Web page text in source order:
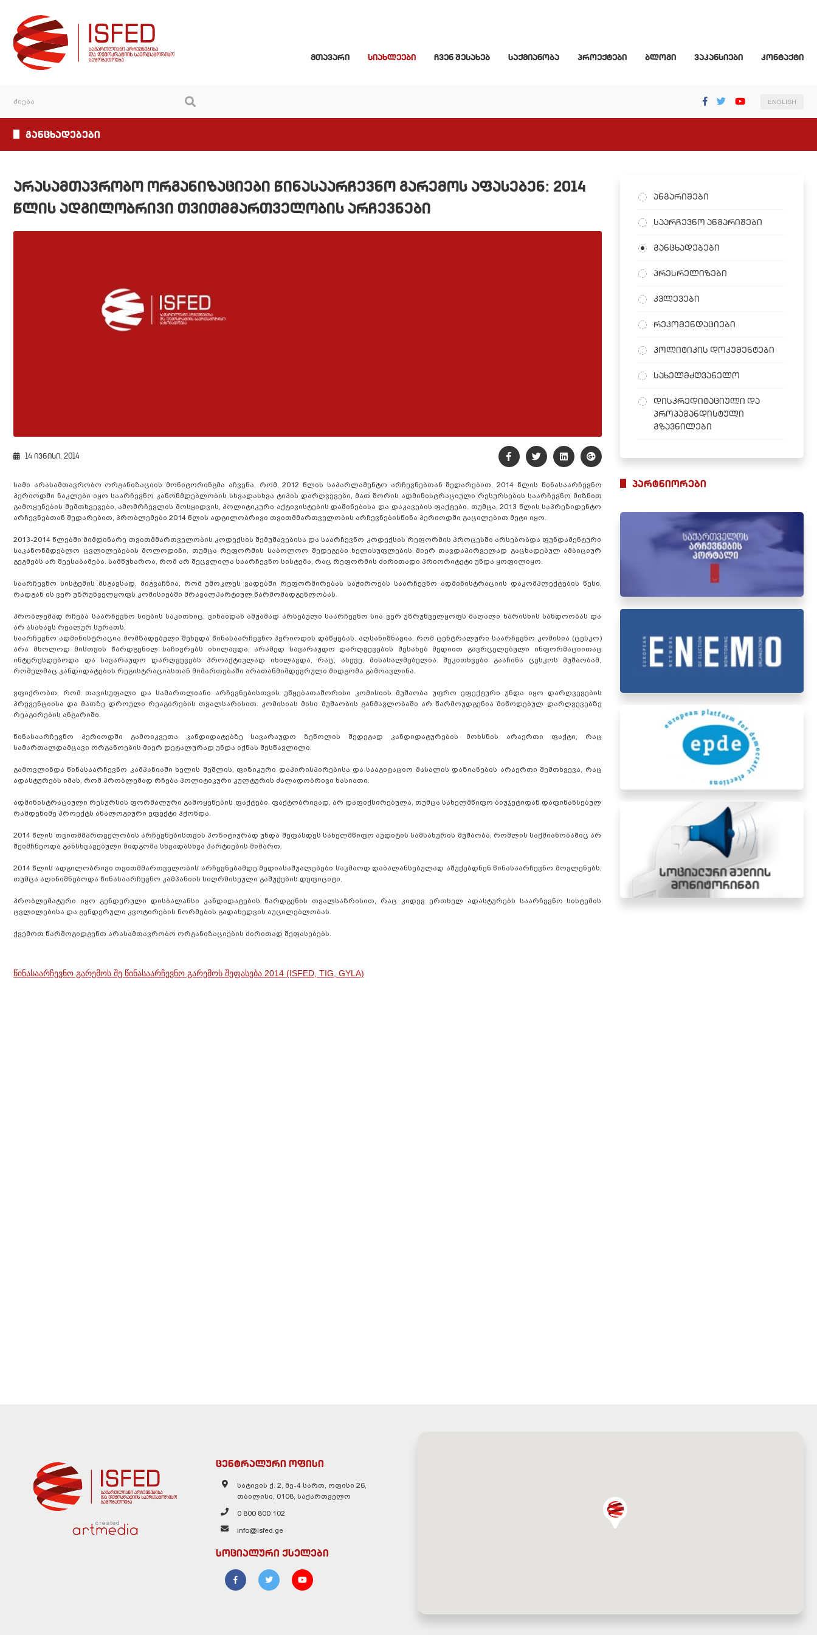
მთავარი სიახლეები ჩვენ შესახებ საქმიანობა პროექტები ბლოგი ვაკანსიები კონტაქტი
ENGLISH
განცხადებები
არასამთავრობო ორგანიზაციები წინასაარჩევნო გარემოს აფასებენ: 2014
წლის ადგილობრივი თვითმმართველობის არჩევნები
14 ივნისი, 2014
სამი არასამთავრობო ორგანიზაციის მონიტორინგმა აჩვენა, რომ, 2012 წლის საპარლამენტო არჩევნებთან შედარებით, 2014 წლის წინასაარჩევნო
პერიოდში ნაკლები იყო საარჩევნო კანონმდებლობის სხვადასხვა ტიპის დარღვევები, მათ შორის ადმინისტრაციული რესურსების საარჩევნო მიზნით
გამოყენების შემთხვევები, ამომრჩევლის მოსყიდვის, პოლიტიკური აქტივისტების დაშინებისა და დაკავების ფაქტები. თუმცა, 2013 წლის საპრეზიდენტო
არჩევნებთან შედარებით, პრობლემები 2014 წლის ადგილობრივი თვითმმართველობის არჩევნებისწინა პერიოდში გაცილებით მეტი იყო.
2013-2014 წლებში მიმდინარე თვითმმართველობის კოდექსის შემუშავებისა და საარჩევნო კოდექსის რეფორმის პროცესში არსებობდა ფუნდამენტური
საკანონმდებლო ცვლილებების მოლოდინი, თუმცა რეფორმის საბოლოო შედეგები ხელისუფლების მიერ თავდაპირველად გაცხადებულ ამბიციურ
გეგმებს არ შეესაბამება. სამწუხაროა, რომ არ შეცვლილა საარჩევნო სისტემა, რაც რეფორმის ძირითადი პრიორიტეტი უნდა ყოფილიყო.
საარჩევნო სისტემის მსგავსად, მიგვაჩნია, რომ უმოკლეს ვადებში რეფორმირებას საჭიროებს საარჩევნო ადმინისტრაციის დაკომპლექტების წესი,
რადგან ის ვერ უზრუნველყოფს კომისიებში მრავალპარტიულ წარმომადგენლობას.
პრობლემად რჩება საარჩევნო სიების საკითხიც, ვინაიდან ამჟამად არსებული საარჩევნო სია ვერ უზრუნველყოფს მაღალი ხარისხის სანდოობას და
არ ასახავს რეალურ სურათს.
საარჩევნო ადმინისტრაცია მომზადებული შეხვდა წინასაარჩევნო პერიოდის დაწყებას. აღსანიშნავია, რომ ცენტრალური საარჩევნო კომისია (ცესკო)
არა მხოლოდ მისთვის წარდგენილ საჩივრებს იხილავდა, არამედ სავარაუდო დარღვევების შესახებ მედიით გავრცელებული ინფორმაციითაც
ინტერესდებოდა და სავარაუდო დარღვევებს პროაქტიულად იხილავდა, რაც, ასევე, მისასალმებელია. შეკითხვები გააჩინა ცესკოს მუშაობამ,
რომელმაც კანდიდატების რეგისტრაციასთან მიმართებაში არათანმიმდევრული მიდგომა გამოავლინა.
ვფიქრობთ, რომ თავისუფალი და სამართლიანი არჩევნებისთვის უწყებათაშორისი კომისიის მუშაობა უფრო ეფექტური უნდა იყო დარღვევების
პრევენციისა და მათზე დროული რეაგირების თვალსარისით. კომისიას მისი მუშაობის განმავლობაში არ წარმოუდგენია მიწოდებულ დარღვევებზე
რეაგირების ანგარიში.
წინასაარჩევნო პერიოდში გამოიკვეთა კანდიდატებზე სავარაუდო ზეწოლის შედეგად კანდიდატურების მოხსნის არაერთი ფაქტი, რაც
სამართალდამცავი ორგანოების მიერ დეტალურად უნდა იქნას შესწავლილი.
გამოვლინდა წინასაარჩევნო კამპანიაში ხელის შეშლის, ფიზიკური დაპირისპირებისა და სააგიტაციო მასალის დაზიანების არაერთი შემთხვევა, რაც
ადასტურებს იმას, რომ პრობლემად რჩება პოლიტიკური კულტურის ძალადობრივი ხასიათი.
ადმინისტრაციული რესურსის ფორმალური გამოყენების ფაქტები, ფაქტობრივად, არ დაფიქსირებულა, თუმცა სახელმწიფო ბიუჯეტიდან დაფინანსებულ
რამდენიმე პროექტს ანალოგიური ეფექტი ჰქონდა.
2014 წლის თვითმმართველობის არჩევნებისთვის პოზიტიურად უნდა შეფასდეს სახელმწიფო აუდიტის სამსახურის მუშაობა, რომლის საქმიანობაშიც არ
შეიმჩნეოდა განსხვავებული მიდგომა სხვადასხვა პარტიების მიმართ.
2014 წლის ადგილობრივი თვითმმართველობის არჩევნებამდე მედიასაშუალებები საკმაოდ დაბალანსებულად აშუქებდნენ წინასაარჩევნო მოვლენებს,
თუმცა აღინიშნებოდა წინასაარჩევნო კამპანიის სიღრმისეული გაშუქების დეფიციტი.
პრობლემატური იყო გენდერული დისბალანსი კანდიდატების წარდგენის თვალსაზრისით, რაც კიდევ ერთხელ ადასტურებს საარჩევნო სისტემის
ცვლილებისა და გენდერული კვოტირების ნორმების გადახედვის აუცილებლობას.
ქვემოთ წარმოგიდგენთ არასამთავრობო ორგანიზაციების ძირითად შეფასებებს.
წინასაარჩევნო გარემოს შე წინასაარჩევნო გარემოს შეფასება 2014 (ISFED, TIG, GYLA)
ანგარიშები
საარჩევნო ანგარიშები
განცხადებები
პრესრელიზები
კვლევები
რეკომენდაციები
პოლიტიკის დოკუმენტები
სახელმძღვანელო
დისკრედიტაციული და
პროპაგანდისტული
გზავნილები
პარტნიორები
created
ცენტრალური ოფისი
სატივის ქ. 2, მე-4 სართ, ოფისი 26,
თბილისი, 0108, საქართველო
0 800 800 102
info@isfed.ge
სოციალური ქსელები